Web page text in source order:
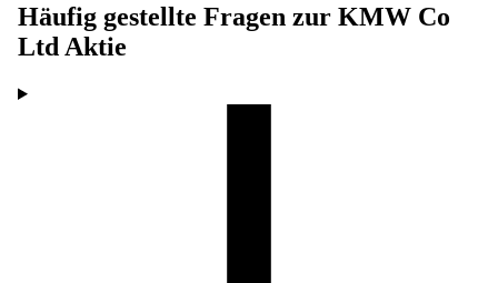
Häufig gestellte Fragen zur KMW Co
Ltd Aktie